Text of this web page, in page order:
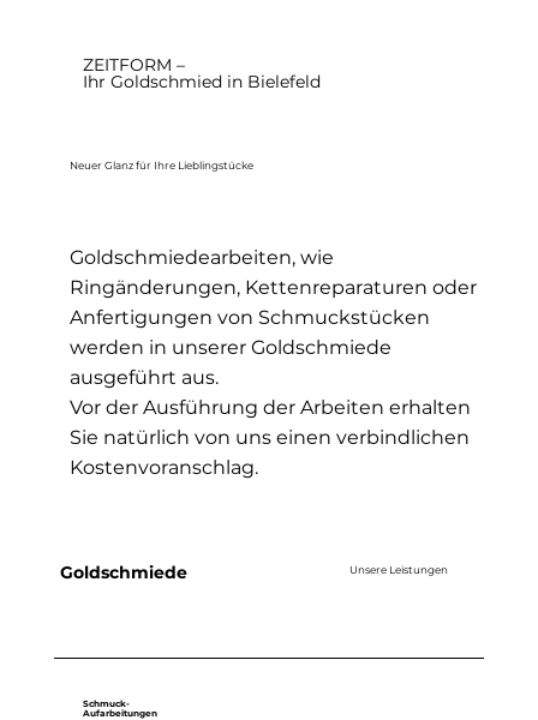
Goldschmiedearbeiten, wie
Ringänderungen, Kettenreparaturen oder
Anfertigungen von Schmuckstücken
werden in unserer Goldschmiede
ausgeführt aus.
Vor der Ausführung der Arbeiten erhalten
Sie natürlich von uns einen verbindlichen
Kostenvoranschlag.
ZEITFORM –
Ihr Goldschmied in Bielefeld
Neuer Glanz für Ihre Lieblingstücke
Goldschmiede Unsere Leistungen
Schmuck-
Aufarbeitungen